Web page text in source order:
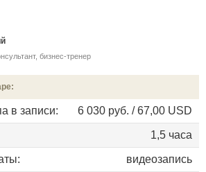
бизнес-тренер
в записи: 6 030 руб. / 67,00 USD
1,5 часа
видеозапись